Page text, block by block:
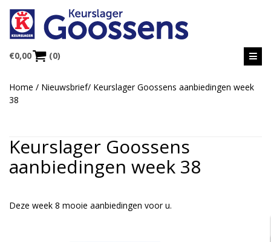
€0,00 (0)
Home / Nieuwsbrief/ Keurslager Goossens aanbiedingen week
38
Keurslager Goossens
aanbiedingen week 38
Deze week 8 mooie aanbiedingen voor u.